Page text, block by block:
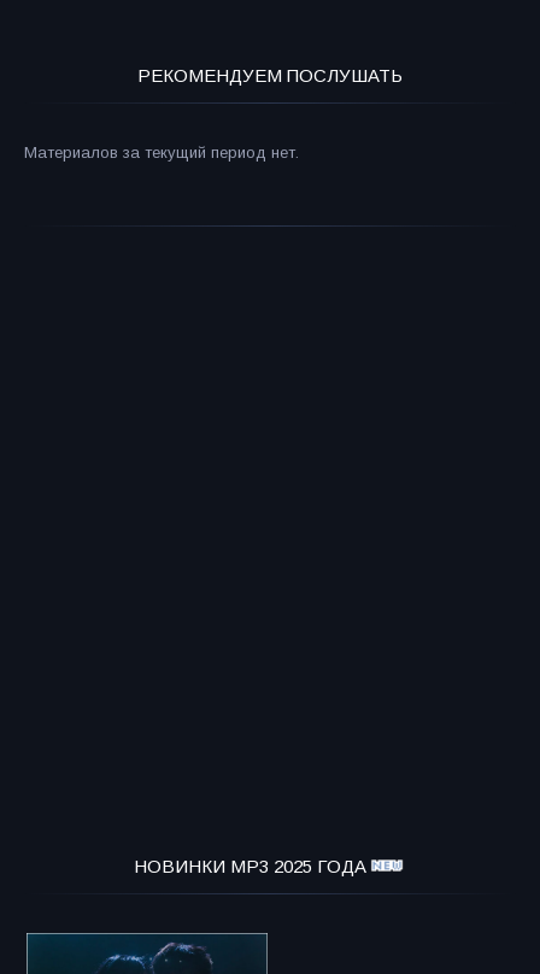
РЕКОМЕНДУЕМ ПОСЛУШАТЬ
Материалов за текущий период нет.
НОВИНКИ MP3 2025 ГОДА